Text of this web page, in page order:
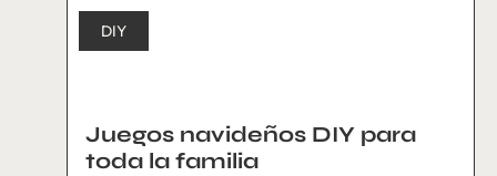
DIY
Juegos navideños DIY para
toda la familia